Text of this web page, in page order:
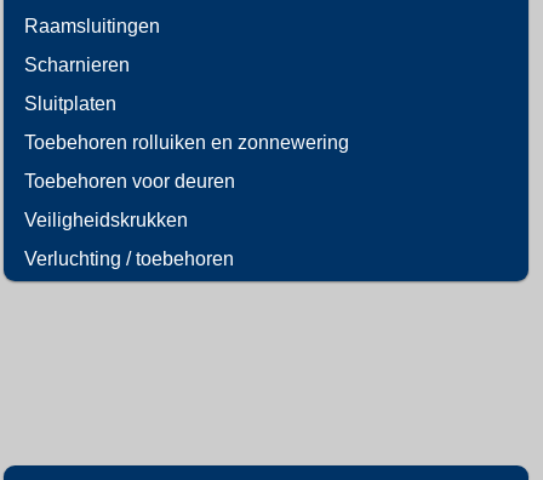
Raamsluitingen
Scharnieren
Sluitplaten
Toebehoren rolluiken en zonnewering
Toebehoren voor deuren
Veiligheidskrukken
Verluchting / toebehoren